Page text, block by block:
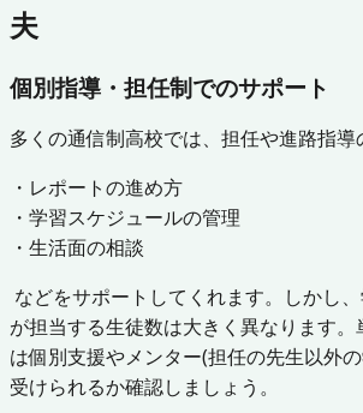
夫
個別指導・担任制でのサポート
多くの通信制高校では、担任や進路指導
・レポートの進め方
・学習スケジュールの管理
・生活面の相談
などをサポートしてくれます。しかし
が担当する生徒数は大きく異なります
は個別支援やメンター(担任の先生以外
受けられるか確認しましょう。